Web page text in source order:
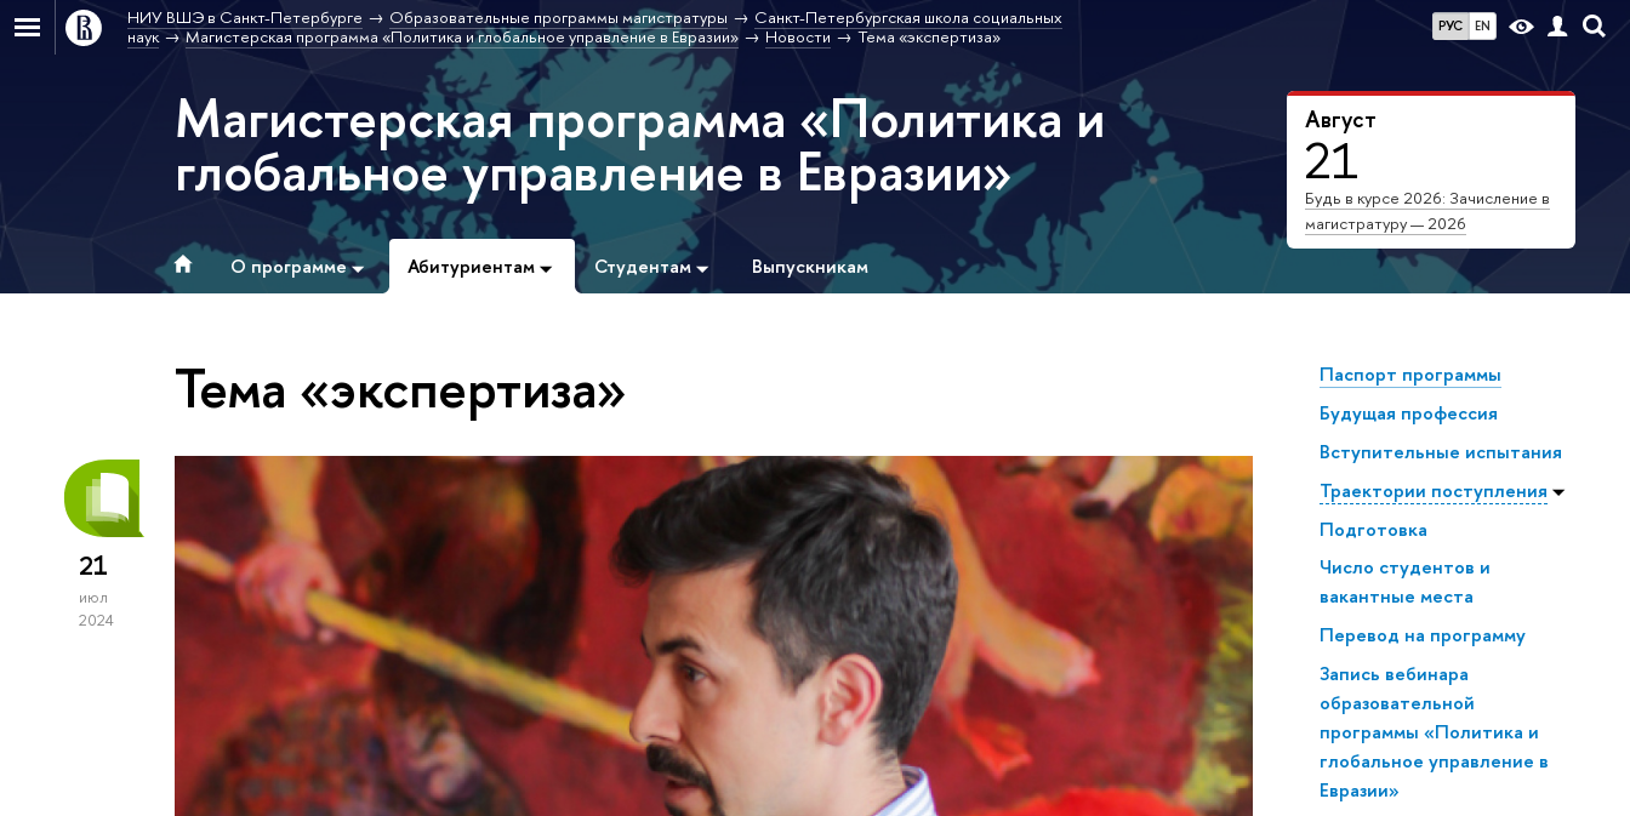
РУС EN
НИУ ВШЭ в Санкт-Петербурге Образовательные программы магистратуры
Санкт-Петербургская школа социальных
наук
Магистерская программа «Политика и глобальное управление в Евразии» Новости Тема «экспертиза»
Август
21
Будь в курсе 2026: Зачисление в
магистратуру — 2026
Магистерская программа «Политика и
глобальное управление в Евразии»
О программе Абитуриентам Студентам Выпускникам
Паспорт программы
Будущая профессия
Всту­пи­тель­ные испытания
Траектории поступления
Подготовка
Число студентов и
вакантные места
Перевод на программу
Запись вебинара
образовательной
программы «Политика и
глобальное управление в
Евразии»
Тема «экспертиза»
21
июл
2024